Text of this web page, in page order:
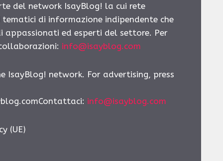
del network IsayBlog! la cui rete
di informazione indipendente che
ed esperti del settore. Per
info@isayblog.com
IsayBlog! network. For advertising, press
: info@isayblog.com
(UE)